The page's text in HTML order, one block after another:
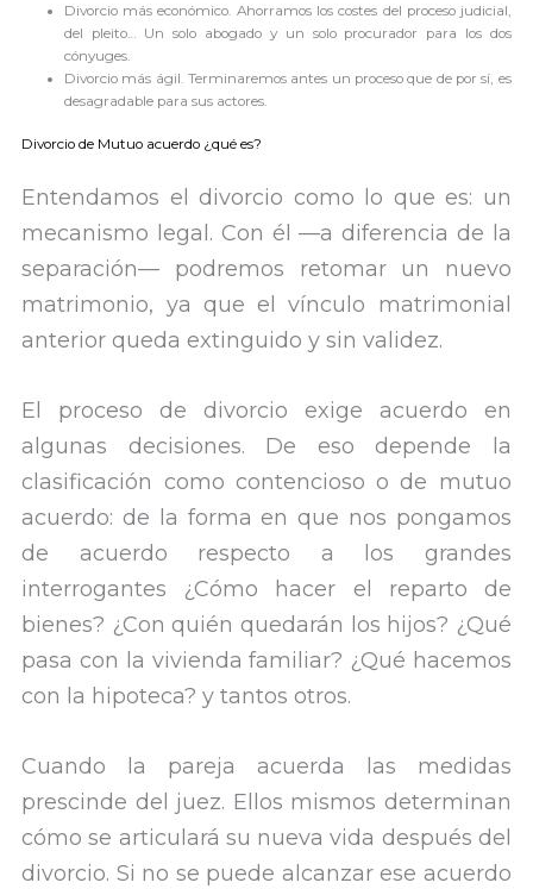
Divorcio más económico. Ahorramos los costes del proceso judicial,
del pleito… Un solo abogado y un solo procurador para los dos
cónyuges.
Divorcio más ágil. Terminaremos antes un proceso que de por sí, es
desagradable para sus actores.
Divorcio de Mutuo acuerdo ¿qué es?
Entendamos el divorcio como lo que es: un
mecanismo legal. Con él —a diferencia de la
separación— podremos retomar un nuevo
matrimonio, ya que el vínculo matrimonial
anterior queda extinguido y sin validez.
El proceso de divorcio exige acuerdo en
algunas decisiones. De eso depende la
clasificación como contencioso o de mutuo
acuerdo: de la forma en que nos pongamos
de acuerdo respecto a los grandes
interrogantes ¿Cómo hacer el reparto de
bienes? ¿Con quién quedarán los hijos? ¿Qué
pasa con la vivienda familiar? ¿Qué hacemos
con la hipoteca? y tantos otros.
Cuando la pareja acuerda las medidas
prescinde del juez. Ellos mismos determinan
cómo se articulará su nueva vida después del
divorcio. Si no se puede alcanzar ese acuerdo